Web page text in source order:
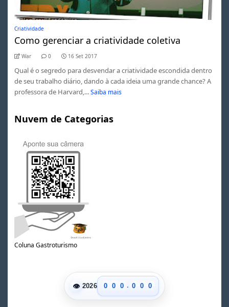
Criatividade
Como gerenciar a criatividade coletiva
War 0 16 Set 2017
Qual é o segredo para desvendar a criatividade escondida dentro
de seu trabalho diário, dando à cada ideia uma grande chance? A
professora de Harvard,... Saiba mais
Nuvem de Categorias
Coluna Gastroturismo
👁 2026
0
1
0
1
0
1
. 0
1
0
1
0
1